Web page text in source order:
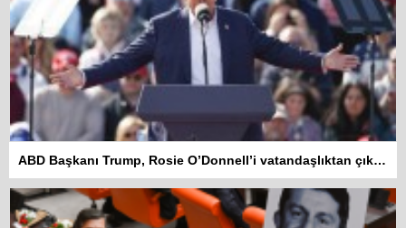
ABD Başkanı Trump, Rosie O’Donnell’i vatandaşlıktan çıkarmakla tehdit etti